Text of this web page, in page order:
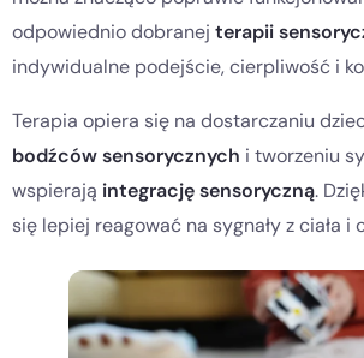
odpowiednio dobranej terapii
indywidualne podejście, cierpliwość i
Terapia opiera się na dostarczaniu
bodźców sensorycznych i tworzeniu
wspierają integrację sensoryczną.
się lepiej reagować na sygnały z ciała i